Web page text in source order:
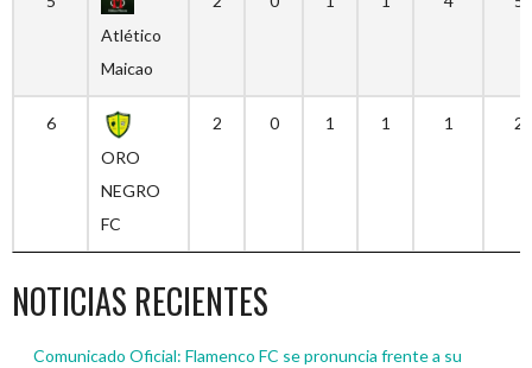
Atlético
Maicao
6
ORO
NEGRO
FC
2 0 1 1 1 2
NOTICIAS RECIENTES
Comunicado Oficial: Flamenco FC se pronuncia frente a su